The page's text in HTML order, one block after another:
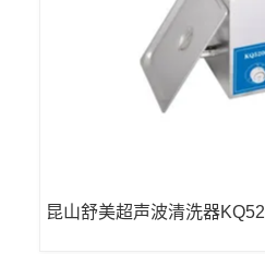
昆山舒美超声波清洗器